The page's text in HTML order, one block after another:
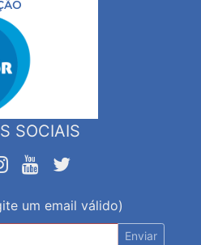
SOCIAIS
um email válido)
Enviar